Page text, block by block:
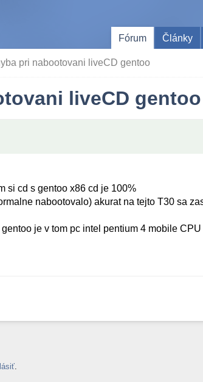
Fórum
Články
pri nabootovani liveCD gentoo
liveCD gentoo
si cd s gentoo x86 cd je 100%
nabootovalo) akurat na tejto T30 sa
je v tom pc intel pentium 4 mobile CPU